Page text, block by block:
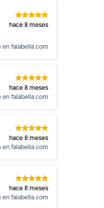
hace 8 meses
enfalabella.com
hace 8 meses
enfalabella.com
hace 8 meses
enfalabella.com
hace 8 meses
enfalabella.com